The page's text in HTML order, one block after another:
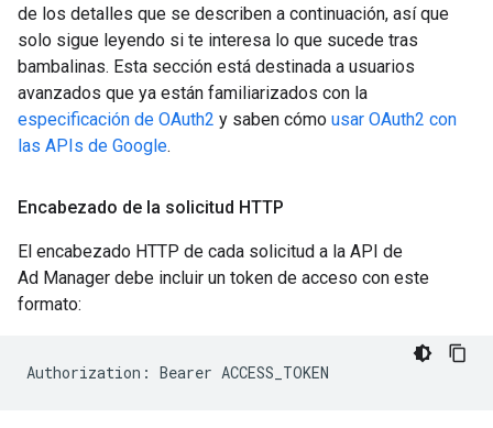
de los detalles que se describen a continuación, así que
solo sigue leyendo si te interesa lo que sucede tras
bambalinas. Esta sección está destinada a usuarios
avanzados que ya están familiarizados con la
especificación de OAuth2 y saben cómo usar OAuth2 con
las APIs de Google.
Encabezado de la solicitud HTTP
El encabezado HTTP de cada solicitud a la API de
Ad Manager debe incluir un token de acceso con este
formato:
Authorization: Bearer ACCESS_TOKEN